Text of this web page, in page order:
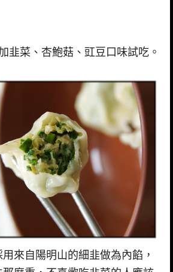
菜、杏鮑菇、豇豆口味試吃。
自陽明山的細韭做為內餡，